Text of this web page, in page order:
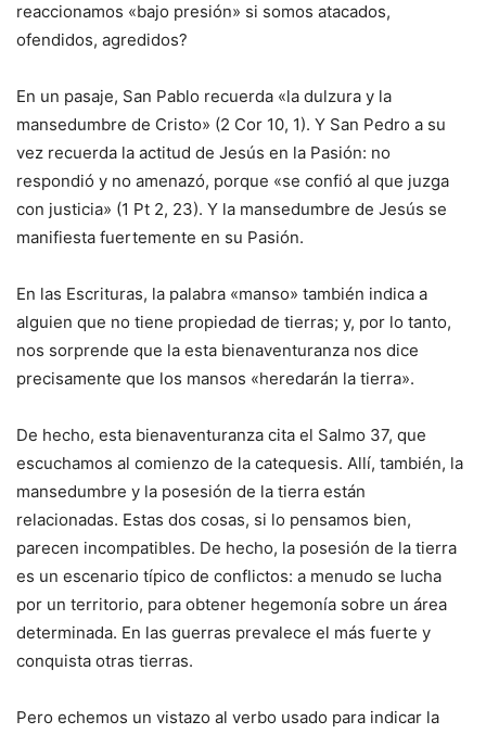
reaccionamos «bajo presión» si somos atacados,
ofendidos, agredidos?
En un pasaje, San Pablo recuerda «la dulzura y la
mansedumbre de Cristo» (2 Cor 10, 1). Y San Pedro a su
vez recuerda la actitud de Jesús en la Pasión: no
respondió y no amenazó, porque «se confió al que juzga
con justicia» (1 Pt 2, 23). Y la mansedumbre de Jesús se
manifiesta fuertemente en su Pasión.
En las Escrituras, la palabra «manso» también indica a
alguien que no tiene propiedad de tierras; y, por lo tanto,
nos sorprende que la esta bienaventuranza nos dice
precisamente que los mansos «heredarán la tierra».
De hecho, esta bienaventuranza cita el Salmo 37, que
escuchamos al comienzo de la catequesis. Allí, también, la
mansedumbre y la posesión de la tierra están
relacionadas. Estas dos cosas, si lo pensamos bien,
parecen incompatibles. De hecho, la posesión de la tierra
es un escenario típico de conflictos: a menudo se lucha
por un territorio, para obtener hegemonía sobre un área
determinada. En las guerras prevalece el más fuerte y
conquista otras tierras.
Pero echemos un vistazo al verbo usado para indicar la